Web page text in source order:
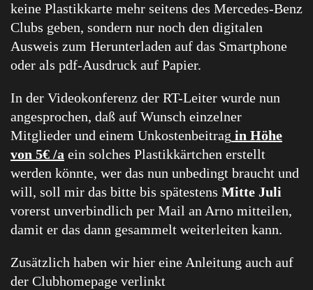
keine Plastikkarte mehr seitens des Mercedes-Benz
Clubs geben, sondern nur noch den digitalen
Ausweis zum Herunterladen auf das Smartphone
oder als pdf-Ausdruck auf Papier.
In der Videokonferenz der RT-Leiter wurde nun
angesprochen, daß auf Wunsch einzelner
Mitglieder und einem Unkostenbeitrag in Höhe
von 5€ /a ein solches Plastikkärtchen erstellt
werden könnte, wer das nun unbedingt braucht und
will, soll mir das bitte bis spätestens Mitte Juli
vorerst unverbindlich per Mail an Arno mitteilen,
damit er das dann gesammelt weiterleiten kann.
Zusätzlich haben wir hier eine Anleitung auch auf
der Clubhomepage verlinkt